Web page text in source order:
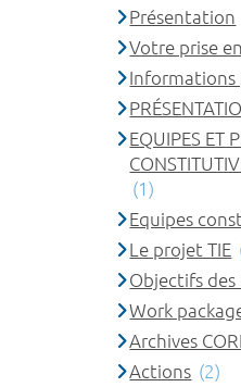
Présentation
Votre prise
Informations
EQUIPES ET
(1)
Equipes
Le projet TIE
Objectifs des
Work
Archives
Actions (2)